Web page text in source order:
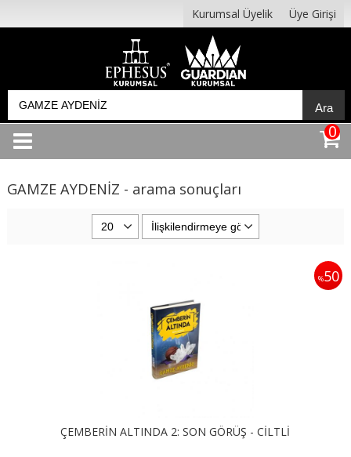
Kurumsal Üyelik Üye Girişi
Ara
0
GAMZE AYDENİZ - arama sonuçları
%50
ÇEMBERİN ALTINDA 2: SON GÖRÜŞ - CİLTLİ